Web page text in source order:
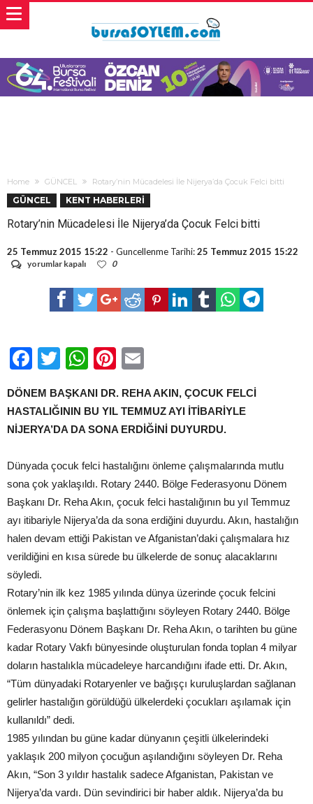
Home GÜNCEL Rotary’nin Mücadelesi İle Nijerya’da Çocuk Felci bitti
GÜNCEL KENT HABERLERİ
Rotary’nin Mücadelesi İle Nijerya’da Çocuk Felci bitti
25 Temmuz 2015 15:22 - Guncellenme Tarihi:25 Temmuz 2015 15:22
Rotary’nin
Nijerya’da
yorumlar kapalı 0
Facebook
TwitterWhatsApp
Pinterest
DÖNEM BAŞKANI DR. REHA AKIN, ÇOCUK FELCİ
HASTALIĞININ BU YIL TEMMUZ AYI İTİBARİYLE
NİJERYA’DA DA SONA ERDİĞİNİ DUYURDU.
Dünyada çocuk felci hastalığını önleme çalışmalarında mutlu
sona çok yaklaşıldı. Rotary 2440. Bölge Federasyonu Dönem
Başkanı Dr. Reha Akın, çocuk felci hastalığının bu yıl Temmuz
ayı itibariyle Nijerya’da da sona erdiğini duyurdu. Akın, hastalığın
halen devam ettiği Pakistan ve Afganistan’daki çalışmalara hız
verildiğini en kısa sürede bu ülkelerde de sonuç alacaklarını
söyledi.
Rotary’nin ilk kez 1985 yılında dünya üzerinde çocuk felcini
önlemek için çalışma başlattığını söyleyen Rotary 2440. Bölge
Federasyonu Dönem Başkanı Dr. Reha Akın, o tarihten bu güne
kadar Rotary Vakfı bünyesinde oluşturulan fonda toplan 4 milyar
doların hastalıkla mücadeleye harcandığını ifade etti. Dr. Akın,
“Tüm dünyadaki Rotaryenler ve bağışçı kuruluşlardan sağlanan
gelirler hastalığın görüldüğü ülkelerdeki çocukları aşılamak için
kullanıldı” dedi.
1985 yılından bu güne kadar dünyanın çeşitli ülkelerindeki
yaklaşık 200 milyon çocuğun aşılandığını söyleyen Dr. Reha
Akın, “Son 3 yıldır hastalık sadece Afganistan, Pakistan ve
Nijerya’da vardı. Dün sevindirici bir haber aldık. Nijerya’da bu